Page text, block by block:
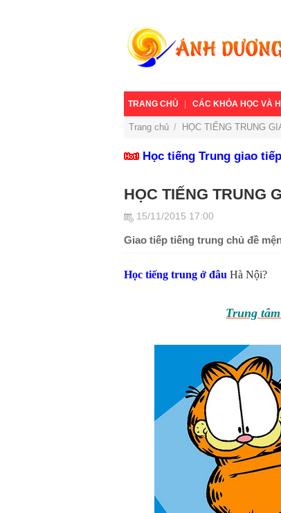
TRANG CHỦ CÁC KHÓA HỌC VÀ
Trang chủ / HỌC TIẾNG TRUNG
Học tiếng Trung giao
HỌC TIẾNG TRUNG
15/11/2015 17:00
Giao tiếp tiếng trung chủ đề
Học tiếng trung ở đâu Hà Nội?
Trung